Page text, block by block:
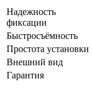
Надежность
фиксации
Быстросъёмность
Простота установки
Внешний вид
Гарантия